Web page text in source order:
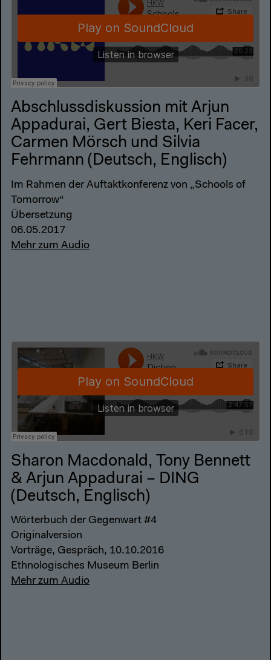
Abschlussdiskussion mit Arjun
Appadurai, Gert Biesta, Keri Facer,
Carmen Mörsch und Silvia
Fehrmann (Deutsch, Englisch)
Im Rahmen der Auftaktkonferenz von „Schools of
Tomorrow“
Übersetzung
06.05.2017
Mehr zum Audio
Sharon Macdonald, Tony Bennett
& Arjun Appadurai – DING
(Deutsch, Englisch)
Wörterbuch der Gegenwart #4
Originalversion
Vorträge, Gespräch, 10.10.2016
Ethnologisches Museum Berlin
Mehr zum Audio